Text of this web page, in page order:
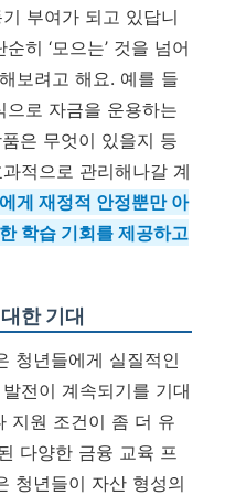
부여가 되고 있답니
히 ‘모으는’ 것을 넘어
보려고 해요. 예를 들
로 자금을 운용하는
은 무엇이 있을지 등
적으로 관리해나갈 계
게 재정적 안정뿐만 아
학습 기회를 제공하고
한 기대
청년들에게 실질적인
전이 계속되기를 기대
지원 조건이 좀 더 유
다양한 금융 교육 프
청년들이 자산 형성의